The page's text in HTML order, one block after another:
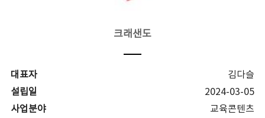
크래샌도
대표자
김다슬
설립일
2024-03-05
사업분야
교육콘텐츠